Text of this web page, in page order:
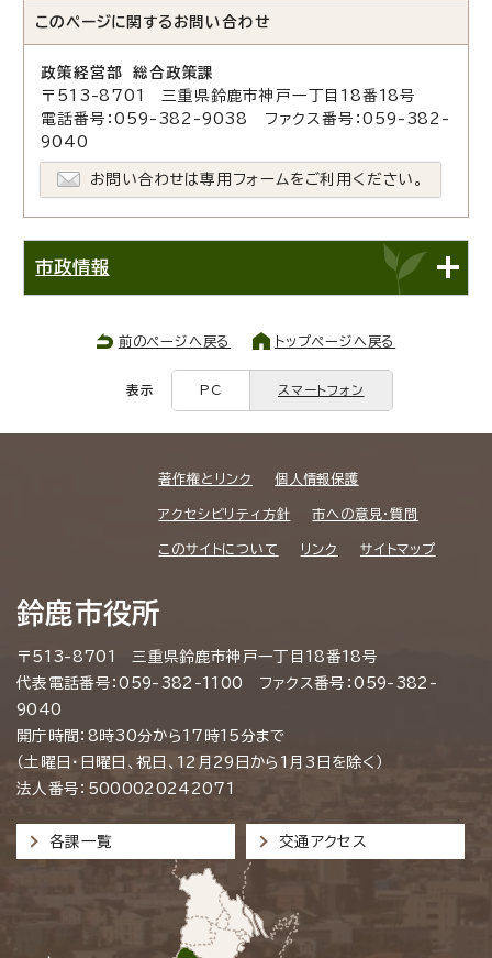
このページに関する お問い合わせ
政策経営部 総合政策課
〒513-8701 三重県鈴鹿市神戸一丁目18番18号
電話番号：059-382-9038 ファクス番号：059-382-
9040
お問い合わせは専用フォームをご利用ください。
市政情報
前のページへ戻る トップページへ戻る
表示 PC スマートフォン
著作権とリンク 個人情報保護
アクセシビリティ方針 市への意見・質問
このサイトについて リンク サイトマップ
鈴鹿市役所
〒513-8701 三重県鈴鹿市神戸一丁目18番18号
代表電話番号：059-382-1100 ファクス番号：059-382-
9040
開庁時間：8時30分から17時15分まで
（土曜日・日曜日、祝日、12月29日から1月3日を除く）
法人番号：5000020242071
各課一覧 交通アクセス